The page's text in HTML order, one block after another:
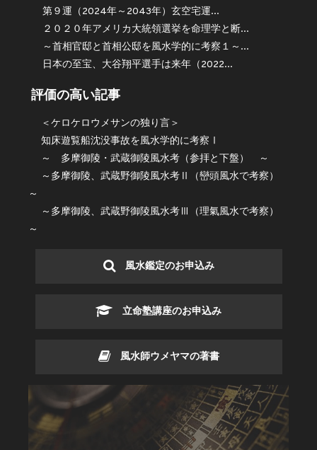
第９運（2024年～2043年）玄空宅運...
２０２０年アメリカ大統領選挙を命理学と断...
～首相官邸と首相公邸を風水学的に考察１～...
日本の至宝、大谷翔平選手は来年（2022...
評価の高い記事
＜ケロケロウメサンの独り言＞
知床遊覧船沈没事故を風水学的に考察Ⅰ
～ 多摩御陵・武蔵御陵風水考（参拝と下盤） ～
～多摩御陵、武蔵野御陵風水考Ⅱ（巒頭風水で考察）
～
～多摩御陵、武蔵野御陵風水考Ⅲ（理氣風水で考察）
～
風水鑑定のお申込み
立命塾講座のお申込み
風水師ウメヤマの著書